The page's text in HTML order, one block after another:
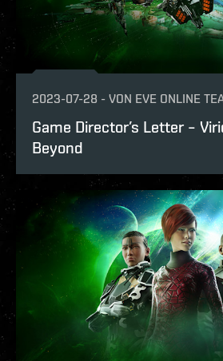
2023-07-28 - VON EVE ONLINE
Game Director’s Letter –
Beyond